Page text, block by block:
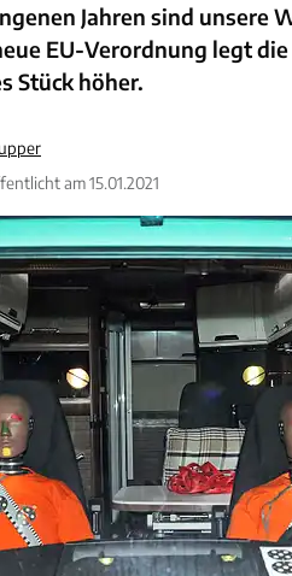
Jahren sind unsere
EU-Verordnung legt
Stück höher.
am 15.01.2021